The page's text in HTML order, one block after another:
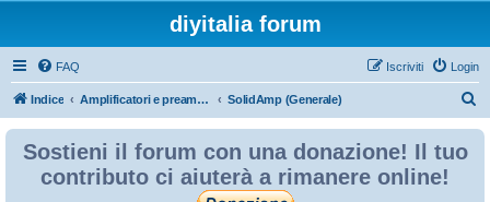
diyitalia forum
FAQ Login
Iscriviti
Indice Amplificatori e preamplificatori a stato solido SolidAmp (Generale)
Sostieni il forum con una donazione! Il tuo
contributo ci aiuterà a rimanere online!